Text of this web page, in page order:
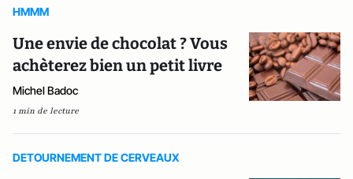
HMMM
Une envie de chocolat ? Vous
achèterez bien un petit livre
Michel Badoc
1 min de lecture
DETOURNEMENT DE CERVEAUX